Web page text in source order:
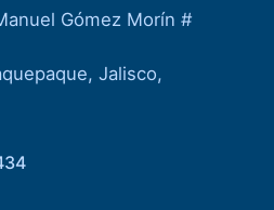
Gómez Morín #
Jalisco,